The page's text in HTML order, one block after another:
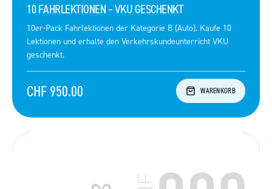
10 FAHRLEKTIONEN – VKU GESCHENKT
10er-Pack Fahrlektionen der Kategorie B (Auto). Kaufe 10
Lektionen und erhalte den Verkehrskundeunterricht VKU
geschenkt.
CHF 950.00 WARENKORB